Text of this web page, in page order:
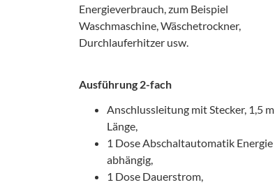
Energieverbrauch, zum Beispiel
Waschmaschine, Wäschetrockner,
Durchlauferhitzer usw.
Ausführung 2-fach
Anschlussleitung mit Stecker, 1,5 m
Länge,
1 Dose Abschaltautomatik Energie
abhängig,
1 Dose Dauerstrom,